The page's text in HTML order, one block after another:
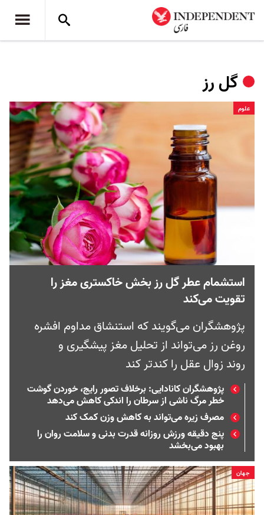
گل رز
علوم
استشمام عطر گل رز بخش خاکستری مغز را
تقویت می‌کند
پژوهشگران می‌گویند که استنشاق مداوم افشره
روغن رز می‌تواند از تحلیل مغز پیشگیری و
روند زوال عقل را کندتر کند
پژوهشگران کانادایی: برخلاف تصور رایج، خوردن گوشت
خطر مرگ ناشی از سرطان را اندکی کاهش می‌دهد
مصرف زیره می‌تواند به کاهش وزن کمک کند
پنج دقیقه ورزش روزانه قدرت بدنی و سلامت روان را
بهبود می‌بخشد
جهان